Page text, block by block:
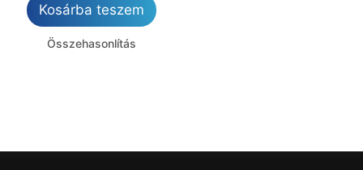
Kosárba teszem
Összehasonlítás